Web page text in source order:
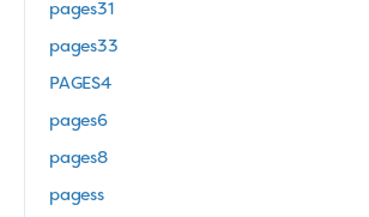
pages31
pages33
PAGES4
pages6
pages8
pagess